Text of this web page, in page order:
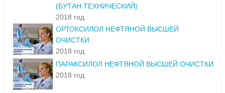
(БУТАН ТЕХНИЧЕСКИЙ)
2018 год
ОРТОКСИЛОЛ НЕФТЯНОЙ ВЫСШЕЙ
ОЧИСТКИ
2018 год
ПАРАКСИЛОЛ НЕФТЯНОЙ ВЫСШЕЙ ОЧИСТКИ
2018 год